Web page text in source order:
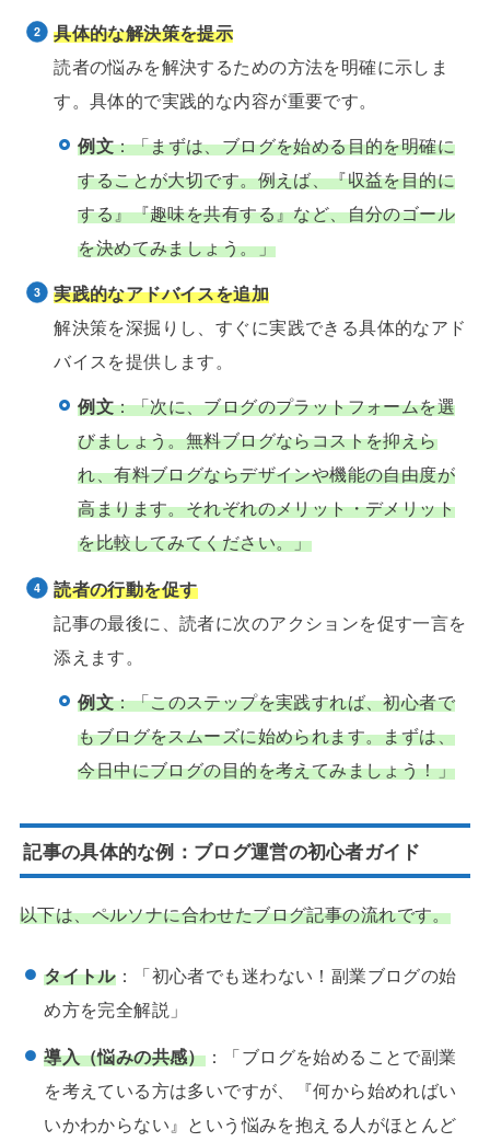
具体的な解決策を提示
読者の悩みを解決するための方法を明確に示しま
す。具体的で実践的な内容が重要です。
例文：「まずは、ブログを始める目的を明確に
することが大切です。例えば、『収益を目的に
する』『趣味を共有する』など、自分のゴール
を決めてみましょう。」
実践的なアドバイスを追加
解決策を深掘りし、すぐに実践できる具体的なアド
バイスを提供します。
例文：「次に、ブログのプラットフォームを選
びましょう。無料ブログならコストを抑えら
れ、有料ブログならデザインや機能の自由度が
高まります。それぞれのメリット・デメリット
を比較してみてください。」
読者の行動を促す
記事の最後に、読者に次のアクションを促す一言を
添えます。
例文：「このステップを実践すれば、初心者で
もブログをスムーズに始められます。まずは、
今日中にブログの目的を考えてみましょう！」
記事の具体的な例：ブログ運営の初心者ガイド
以下は、ペルソナに合わせたブログ記事の流れです。
タイトル：「初心者でも迷わない！副業ブログの始
め方を完全解説」
導入（悩みの共感）：「ブログを始めることで副業
を考えている方は多いですが、『何から始めればい
いかわからない』という悩みを抱える人がほとんど